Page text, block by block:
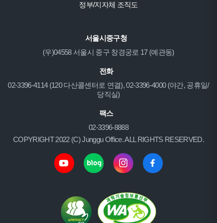
정부/지자체 조직도
서울시중구청
(우)04558 서울시 중구 창경궁로 17 (예관동)
전화
02-3396-4114 (120 다산콜센터로 연결), 02-3396-4000 (야간, 공휴일/
당직실)
팩스
02-3396-8888
COPYRIGHT 2022 (C) Junggu Office. ALL RIGHTS RESERVED.